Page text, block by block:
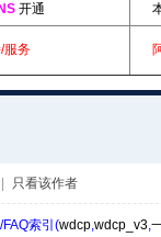
开通
服务
只看该作者
索引(wdcp,wdcp_v3,